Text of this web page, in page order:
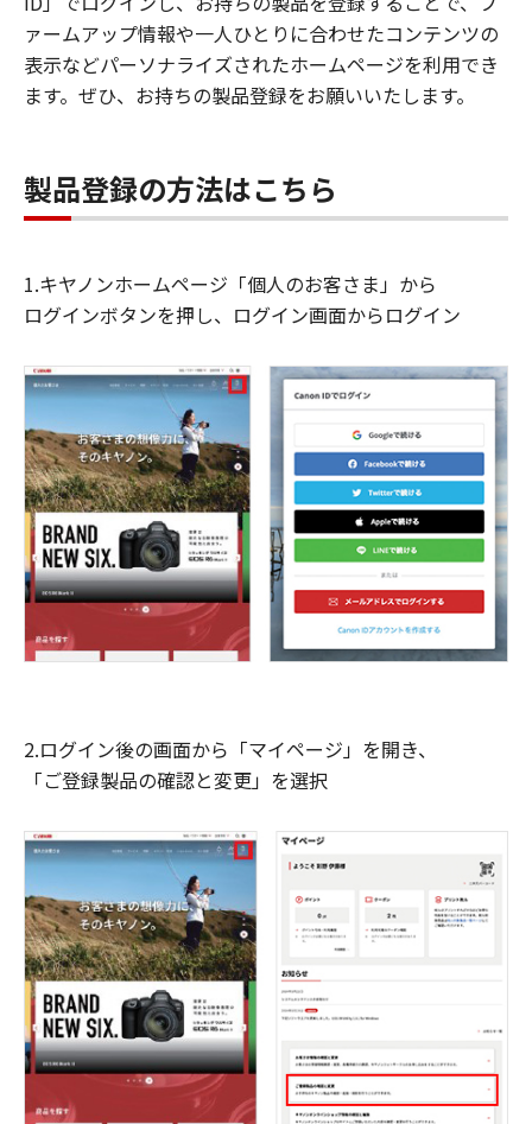
ァームアップ情報や一人ひとりに合わせたコンテンツの
表示などパーソナライズされたホームページを利用でき
ます。ぜひ、お持ちの製品登録をお願いいたします。
製品登録の方法はこちら
1.キヤノンホームページ「個人のお客さま」から
ログインボタンを押し、ログイン画面からログイン
2.ログイン後の画面から「マイページ」を開き、
「ご登録製品の確認と変更」を選択